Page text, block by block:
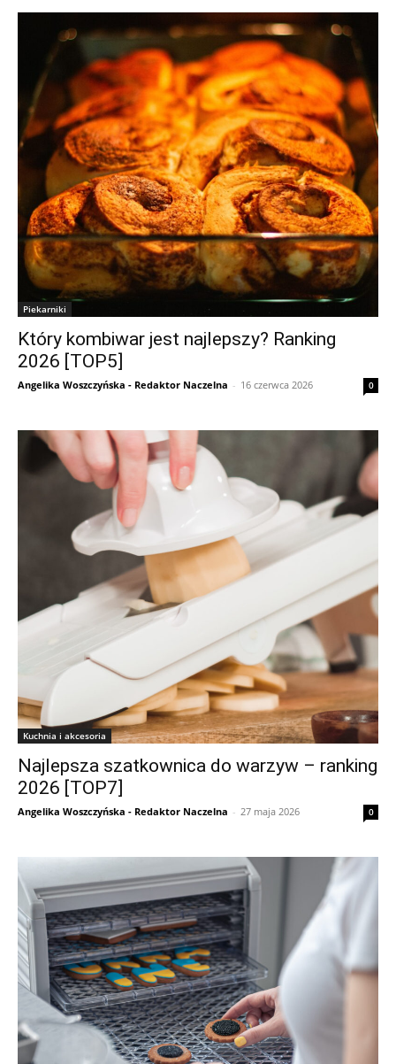
Piekarniki
Który kombiwar jest najlepszy? Ranking
2026 [TOP5]
Angelika Woszczyńska - Redaktor Naczelna - 16 czerwca 2026 0
Kuchnia i akcesoria
Najlepsza szatkownica do warzyw – ranking
2026 [TOP7]
Angelika Woszczyńska - Redaktor Naczelna - 27 maja 2026 0